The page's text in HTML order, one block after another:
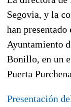
Segovia, y la
han
Ayuntamiento
Bonillo, en un
Puerta
Presentación